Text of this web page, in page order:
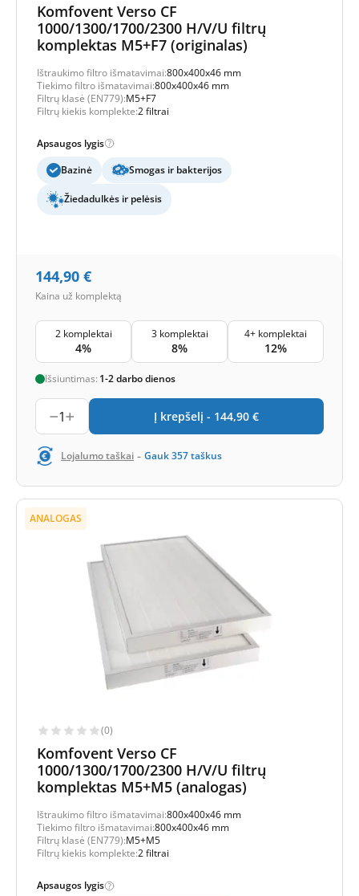
Komfovent Verso CF
1000/1300/1700/2300 H/V/U filtrų
komplektas M5+F7 (originalas)
Ištraukimo filtro išmatavimai:800x400x46 mm
Tiekimo filtro išmatavimai:800x400x46 mm
Filtrų klasė (EN779):M5+F7
Filtrų kiekis komplekte:2 filtrai
Apsaugos lygis
Bazinė
Smogas ir bakterijos
Žiedadulkės ir pelėsis
144,90 €
Kaina už komplektą
2 komplektai
4%
3 komplektai
8%
4+ komplektai
12%
Išsiuntimas: 1-2 darbo dienos
1 Į krepšelį - 144,90 €
Lojalumo taškai - Gauk357taškus
ANALOGAS
(0)
Komfovent Verso CF
1000/1300/1700/2300 H/V/U filtrų
komplektas M5+M5 (analogas)
Ištraukimo filtro išmatavimai:800x400x46 mm
Tiekimo filtro išmatavimai:800x400x46 mm
Filtrų klasė (EN779):M5+M5
Filtrų kiekis komplekte:2 filtrai
Apsaugos lygis